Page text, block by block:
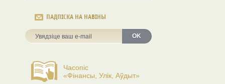
ПАДПІСКА НА НАВІНЫ
OK
Часопіс
«Фінансы, Улік, Аўдыт»